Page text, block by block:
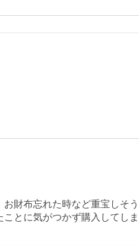
財布忘れた時など重宝しそ
とに気がつかず購入してし